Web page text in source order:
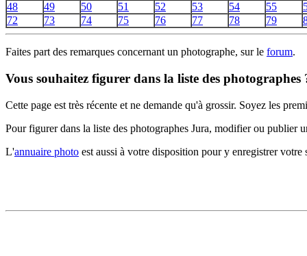
48
49 50 51 52 53 54 55
72
73 74 75 76 77 78 79
Faites part des remarques concernant un photographe, sur le forum.
Vous souhaitez figurer dans la liste des photographes
Cette page est très récente et ne demande qu'à grossir. Soyez les
Pour figurer dans la liste des photographes Jura, modifier ou publier
L'annuaire photo est aussi à votre disposition pour y enregistrer votre